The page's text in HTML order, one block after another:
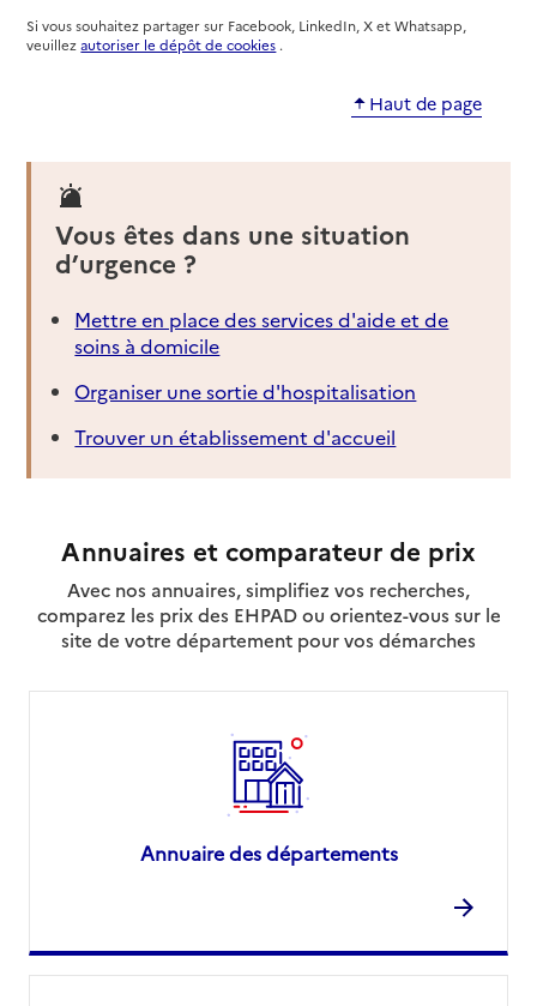
92300-Levallois-Perret
Mis à jour le : 03/02/2025
Service autonomie à domicile (aide)
Domaliance
Adresse
33 place Georges Pompidou
92300-Levallois-Perret
01 72 69 01 80
Contact
Rapport HAS
Voir la fiche
Source des données : Finess n° 920044666
Service autonomie à domicile (aide)
Heureux à domicile
64 rue Anatole France
Mis à jour le : 08/09/2024
Adresse
120 rue Jean Jaurès
Si vous souhaitez partager sur Facebook, LinkedIn, X et Whatsapp,
veuillezautoriser le dépôt de cookies .
Haut de page
Vous êtes dans une situation
d’urgence ?
Mettre en place des services d'aide et de
soins à domicile
Organiser une sortie d'hospitalisation
Trouver un établissement d'accueil
Annuaires et comparateur de prix
Avec nos annuaires, simplifiez vos recherches,
comparez les prix des EHPAD ou orientez-vous sur le
site de votre département pour vos démarches
Annuaire des départements